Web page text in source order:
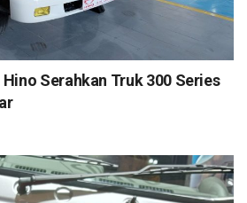
Serahkan Truk 300 Series